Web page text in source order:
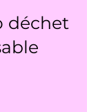
déchet